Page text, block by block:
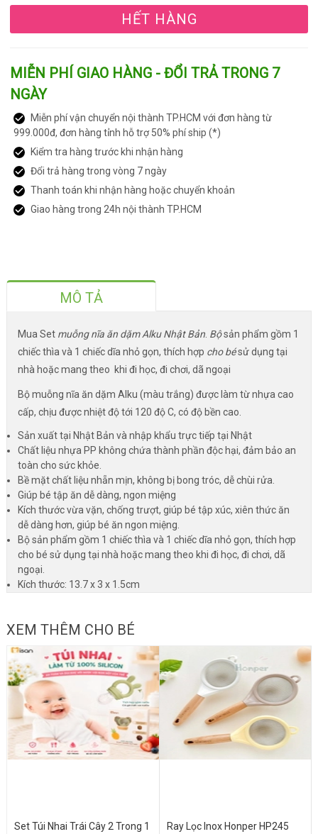
HẾT HÀNG
MIỄN PHÍ GIAO HÀNG - ĐỔI TRẢ TRONG 7
NGÀY
Miễn phí vận chuyển nội thành TP.HCM với đơn hàng từ
999.000đ, đơn hàng tỉnh hỗ trợ 50% phí ship (*)
Kiểm tra hàng trước khi nhận hàng
Đổi trả hàng trong vòng 7 ngày
Thanh toán khi nhận hàng hoặc chuyển khoản
Giao hàng trong 24h nội thành TP.HCM
MÔ TẢ
Mua Set muỗng nĩa ăn dặm Alku Nhật Bản. Bộsản phẩm gồm 1
chiếc thìa và 1 chiếc dĩa nhỏ gọn, thích hợp cho bésử dụng tại
nhà hoặc mang theo khi đi học, đi chơi, dã ngoại
Bộ muỗng nĩa ăn dặm Alku (màu trắng) được làm từ nhựa cao
cấp, chịu được nhiệt độ tới 120 độ C, có độ bền cao.
Sản xuất tại Nhật Bản và nhập khẩu trực tiếp tại Nhật
Chất liệu nhựa PP không chứa thành phần độc hại, đảm bảo an
toàn cho sức khỏe.
Bề mặt chất liệu nhẵn mịn, không bị bong tróc, dễ chùi rửa.
Giúp bé tập ăn dễ dàng, ngon miệng
Kích thước vừa vặn, chống trượt, giúp bé tập xúc, xiên thức ăn
dễ dàng hơn, giúp bé ăn ngon miệng.
Bộ sản phẩm gồm 1 chiếc thìa và 1 chiếc dĩa nhỏ gọn, thích hợp
cho bé sử dụng tại nhà hoặc mang theo khi đi học, đi chơi, dã
ngoại.
Kích thước: 13.7 x 3 x 1.5cm
XEM THÊM CHO BÉ
Set Túi Nhai Trái Cây 2 Trong 1 Ray Lọc Inox Honper HP245